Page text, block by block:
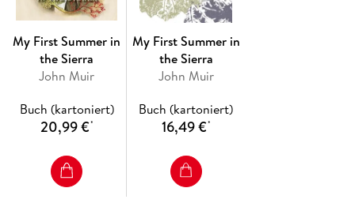
My First Summer in
the Sierra
John Muir
Buch (kartoniert)
20,99 €*
My First Summer in
the Sierra
John Muir
Buch (kartoniert)
16,49 €*